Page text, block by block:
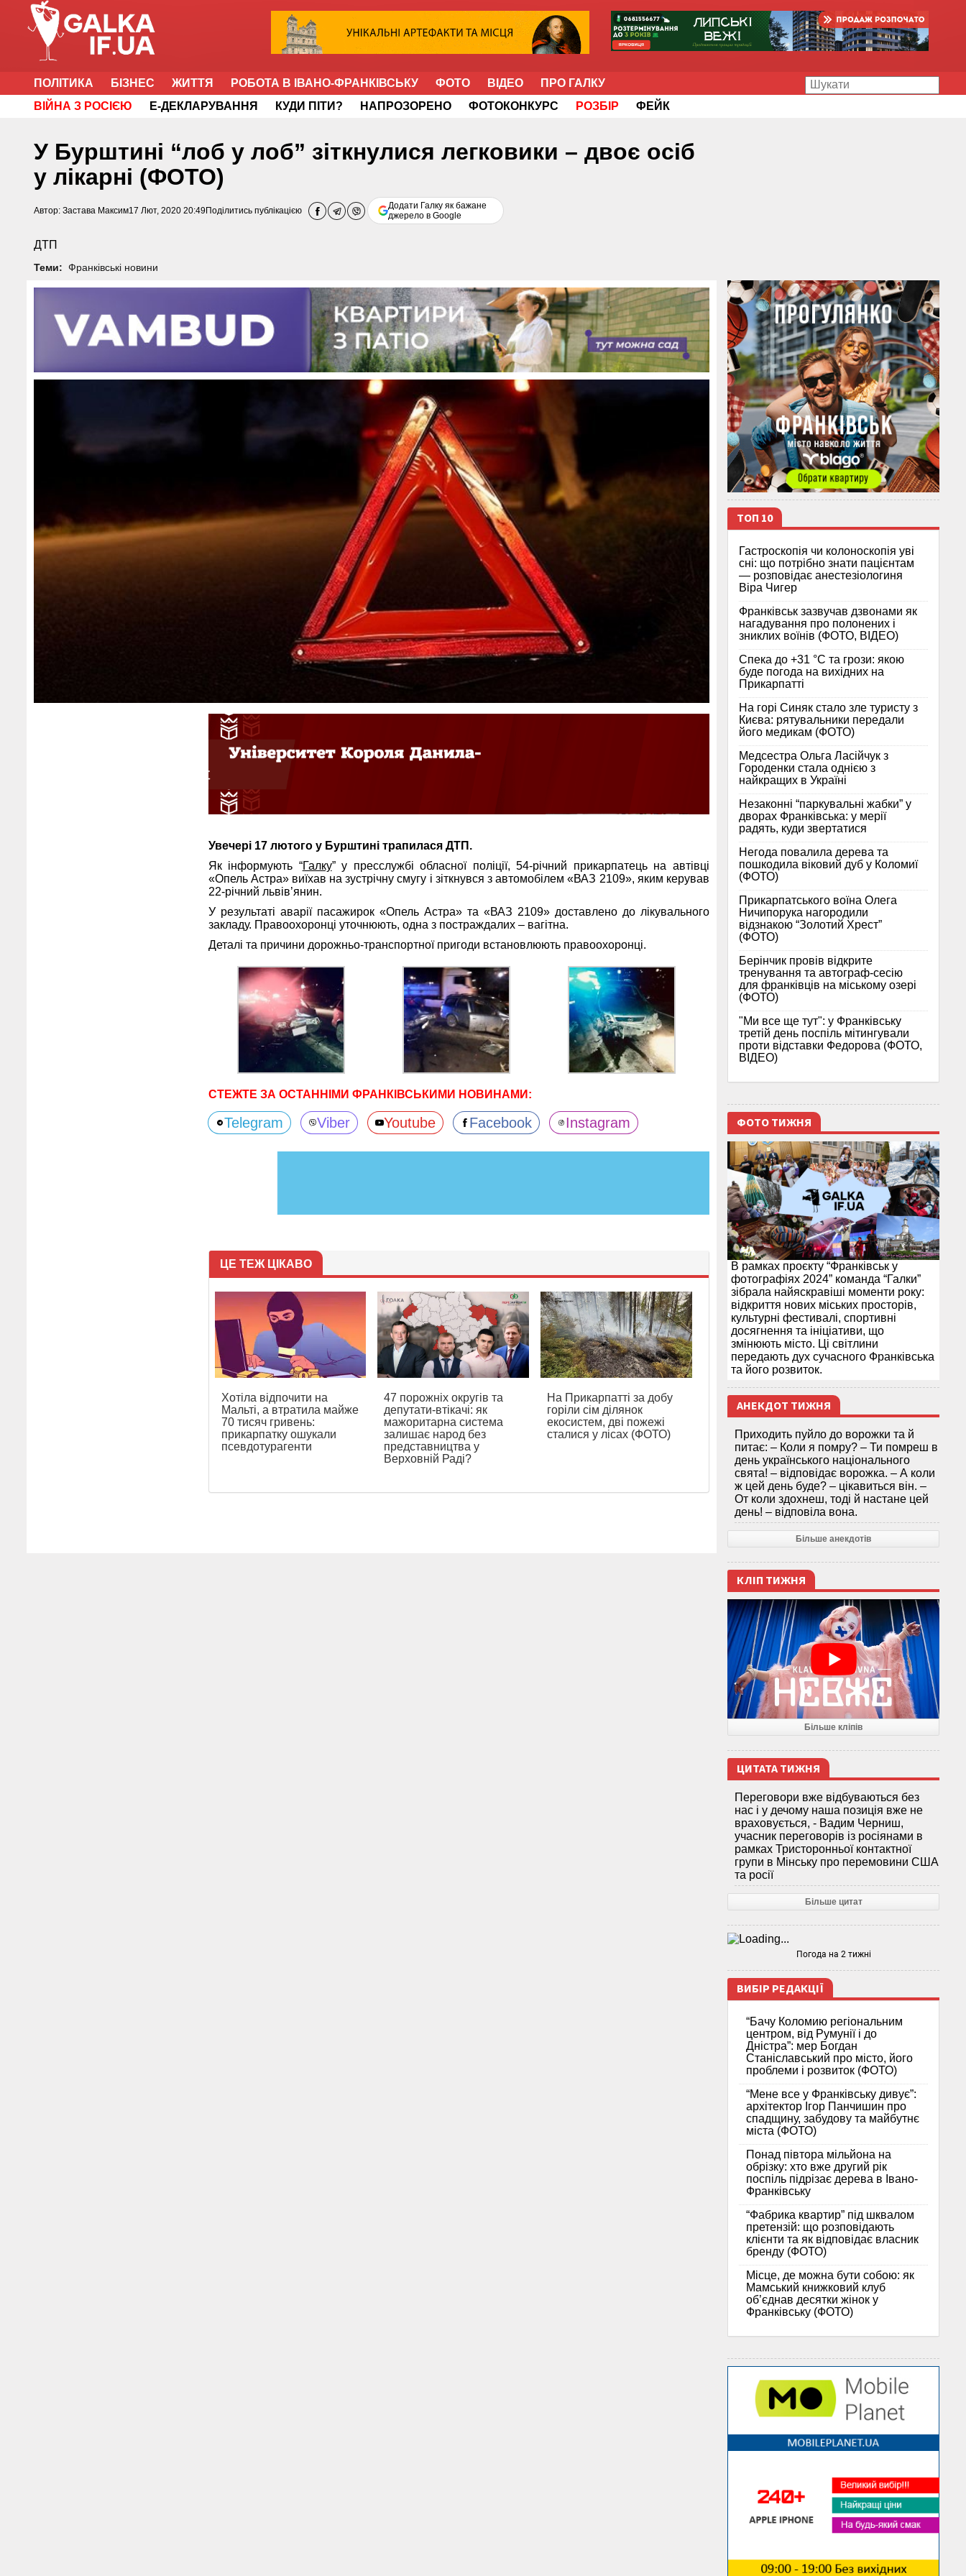
ПОЛІТИКА БІЗНЕС ЖИТТЯ РОБОТА В ІВАНО-ФРАНКІВСЬКУ ФОТО ВІДЕО
ПРО ГАЛКУ
ВІЙНА З РОСІЄЮ
Е-ДЕКЛАРУВАННЯ КУДИ ПІТИ? НАПРОЗОРЕНО ФОТОКОНКУРС РОЗБІР ФЕЙК
У Бурштині “лоб у лоб” зіткнулися легковики – двоє осіб
у лікарні (ФОТО)
Автор: Застава Максим17 Лют, 2020 20:49 Поділитись публікацією
Додати Галку як бажане
джерело в Google
ДТП
Теми: Франківські новини
Увечері 17 лютого у Бурштині трапилася ДТП.
Як інформують “Галку” у пресслужбі обласної поліції, 54-річний прикарпатець на автівці
«Опель Астра» виїхав на зустрічну смугу і зіткнувся з автомобілем «ВАЗ 2109», яким керував
22-річний львів’янин.
У результаті аварії пасажирок «Опель Астра» та «ВАЗ 2109» доставлено до лікувального
закладу. Правоохоронці уточнюють, одна з постраждалих – вагітна.
Деталі та причини дорожньо-транспортної пригоди встановлюють правоохоронці.
СТЕЖТЕ ЗА ОСТАННІМИ ФРАНКІВСЬКИМИ НОВИНАМИ:
Telegram Viber Youtube Facebook Instagram
ЦЕ ТЕЖ ЦІКАВО
Хотіла відпочити на
Мальті, а втратила майже
70 тисяч гривень:
прикарпатку ошукали
псевдотурагенти
47 порожніх округів та
депутати-втікачі: як
мажоритарна система
залишає народ без
представництва у
Верховній Раді?
На Прикарпатті за добу
горіли сім ділянок
екосистем, дві пожежі
сталися у лісах (ФОТО)
ТОП 10
Гастроскопія чи колоноскопія уві
сні: що потрібно знати пацієнтам
— розповідає анестезіологиня
Віра Чигер
Франківськ зазвучав дзвонами як
нагадування про полонених і
зниклих воїнів (ФОТО, ВІДЕО)
Спека до +31 °C та грози: якою
буде погода на вихідних на
Прикарпатті
На горі Синяк стало зле туристу з
Києва: рятувальники передали
його медикам (ФОТО)
Медсестра Ольга Ласійчук з
Городенки стала однією з
найкращих в Україні
Незаконні “паркувальні жабки” у
дворах Франківська: у мерії
радять, куди звертатися
Негода повалила дерева та
пошкодила віковий дуб у Коломиї
(ФОТО)
Прикарпатського воїна Олега
Ничипорука нагородили
відзнакою “Золотий Хрест”
(ФОТО)
Берінчик провів відкрите
тренування та автограф-сесію
для франківців на міському озері
(ФОТО)
"Ми все ще тут": у Франківську
третій день поспіль мітингували
проти відставки Федорова (ФОТО,
ВІДЕО)
ФОТО ТИЖНЯ
В рамках проєкту “Франківськ у
фотографіях 2024” команда “Галки”
зібрала найяскравіші моменти року:
відкриття нових міських просторів,
культурні фестивалі, спортивні
досягнення та ініціативи, що
змінюють місто. Ці світлини
передають дух сучасного Франківська
та його розвиток.
АНЕКДОТ ТИЖНЯ
Приходить пуйло до ворожки та й
питає: – Коли я помру? – Ти помреш в
день українського національного
свята! – відповідає ворожка. – А коли
ж цей день буде? – цікавиться він. –
От коли здохнеш, тоді й настане цей
день! – відповіла вона.
Більше анекдотів
КЛІП ТИЖНЯ
Більше кліпів
ЦИТАТА ТИЖНЯ
Переговори вже відбуваються без
нас і у дечому наша позиція вже не
враховується, - Вадим Черниш,
учасник переговорів із росіянами в
рамках Тристоронньої контактної
групи в Мінську про перемовини США
та росії
Більше цитат
Погода на 2 тижні
ВИБІР РЕДАКЦІЇ
“Бачу Коломию регіональним
центром, від Румунії і до
Дністра”: мер Богдан
Станіславський про місто, його
проблеми і розвиток (ФОТО)
“Мене все у Франківську дивує”:
архітектор Ігор Панчишин про
спадщину, забудову та майбутнє
міста (ФОТО)
Понад півтора мільйона на
обрізку: хто вже другий рік
поспіль підрізає дерева в Івано-
Франківську
“Фабрика квартир” під шквалом
претензій: що розповідають
клієнти та як відповідає власник
бренду (ФОТО)
Місце, де можна бути собою: як
Мамський книжковий клуб
об’єднав десятки жінок у
Франківську (ФОТО)